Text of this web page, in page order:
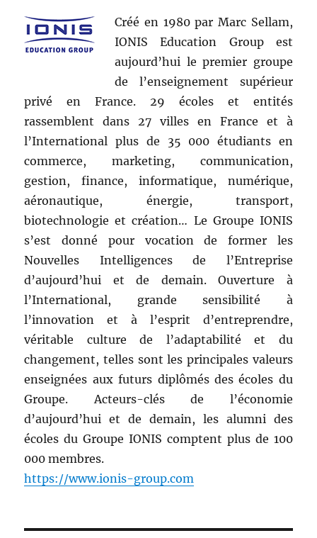
Créé en 1980 par Marc Sellam,
IONIS Education Group est
aujourd’hui le premier groupe
de l’enseignement supérieur
privé en France. 29 écoles et entités
rassemblent dans 27 villes en France et à
l’International plus de 35 000 étudiants en
commerce, marketing, communication,
gestion, finance, informatique, numérique,
aéronautique, énergie, transport,
biotechnologie et création… Le Groupe IONIS
s’est donné pour vocation de former les
Nouvelles Intelligences de l’Entreprise
d’aujourd’hui et de demain. Ouverture à
l’International, grande sensibilité à
l’innovation et à l’esprit d’entreprendre,
véritable culture de l’adaptabilité et du
changement, telles sont les principales valeurs
enseignées aux futurs diplômés des écoles du
Groupe. Acteurs-clés de l’économie
d’aujourd’hui et de demain, les alumni des
écoles du Groupe IONIS comptent plus de 100
000 membres.
https://www.ionis-group.com